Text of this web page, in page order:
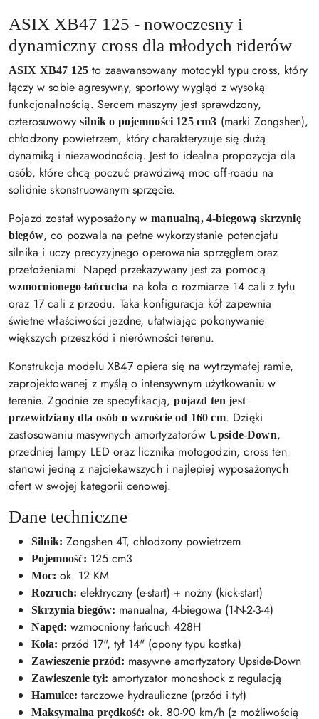
ASIX XB47 125 - nowoczesny i
dynamiczny cross dla młodych riderów
ASIX XB47 125 to zaawansowany motocykl typu cross, który
łączy w sobie agresywny, sportowy wygląd z wysoką
funkcjonalnością. Sercem maszyny jest sprawdzony,
czterosuwowysilnik o pojemności 125 cm3 (marki Zongshen),
chłodzony powietrzem, który charakteryzuje się dużą
dynamiką i niezawodnością. Jest to idealna propozycja dla
osób, które chcą poczuć prawdziwą moc off-roadu na
solidnie skonstruowanym sprzęcie.
Pojazd został wyposażony wmanualną, 4-biegową skrzynię
biegów, co pozwala na pełne wykorzystanie potencjału
silnika i uczy precyzyjnego operowania sprzęgłem oraz
przełożeniami. Napęd przekazywany jest za pomocą
wzmocnionego łańcucha na koła o rozmiarze 14 cali z tyłu
oraz 17 cali z przodu. Taka konfiguracja kół zapewnia
świetne właściwości jezdne, ułatwiając pokonywanie
większych przeszkód i nierówności terenu.
Konstrukcja modelu XB47 opiera się na wytrzymałej ramie,
zaprojektowanej z myślą o intensywnym użytkowaniu w
terenie. Zgodnie ze specyfikacją,pojazd ten jest
przewidziany dla osób o wzroście od 160 cm. Dzięki
zastosowaniu masywnych amortyzatorów Upside-Down,
przedniej lampy LED oraz licznika motogodzin, cross ten
stanowi jedną z najciekawszych i najlepiej wyposażonych
ofert w swojej kategorii cenowej.
Dane techniczne
Silnik: Zongshen 4T, chłodzony powietrzem
Pojemność: 125 cm3
Moc: ok. 12 KM
Rozruch: elektryczny (e-start) + nożny (kick-start)
Skrzynia biegów: manualna, 4-biegowa (1-N-2-3-4)
Napęd: wzmocniony łańcuch 428H
Koła: przód 17", tył 14" (opony typu kostka)
Zawieszenie przód: masywne amortyzatory Upside-Down
Zawieszenie tył: amortyzator monoshock z regulacją
Hamulce: tarczowe hydrauliczne (przód i tył)
Maksymalna prędkość: ok. 80-90 km/h (z możliwością